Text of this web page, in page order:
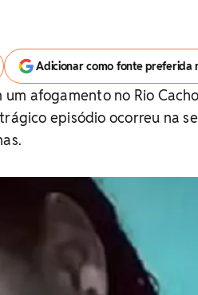
Adicionar como fonte preferida
um afogamento no Rio
episódio ocorreu na